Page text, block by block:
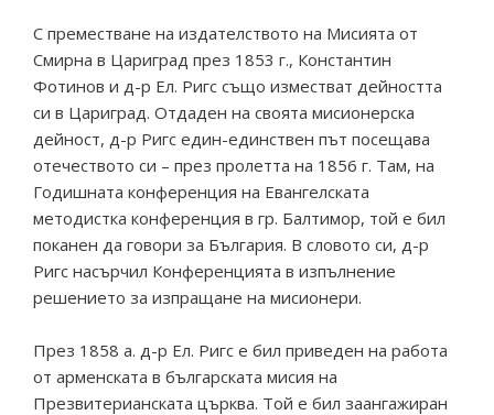
С преместване на издателството на Мисията от
Смирна в Цариград през 1853 г., Константин
Фотинов и д-р Ел. Ригс също изместват дейността
си в Цариград. Отдаден на своята мисионерска
дейност, д-р Ригс един-единствен път посещава
отечеството си – през пролетта на 1856 г. Там, на
Годишната конференция на Евангелската
методистка конференция в гр. Балтимор, той е бил
поканен да говори за България. В словото си, д-р
Ригс насърчил Конференцията в изпълнение
решението за изпращане на мисионери.
През 1858 а. д-р Ел. Ригс е бил приведен на работа
от арменската в българската мисия на
Презвитерианската църква. Той е бил заангажиран